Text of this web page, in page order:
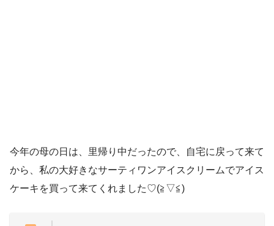
今年の母の日は、里帰り中だったので、自宅に戻って来て
から、私の大好きなサーティワンアイスクリームでアイス
ケーキを買って来てくれました♡(≧▽≦)